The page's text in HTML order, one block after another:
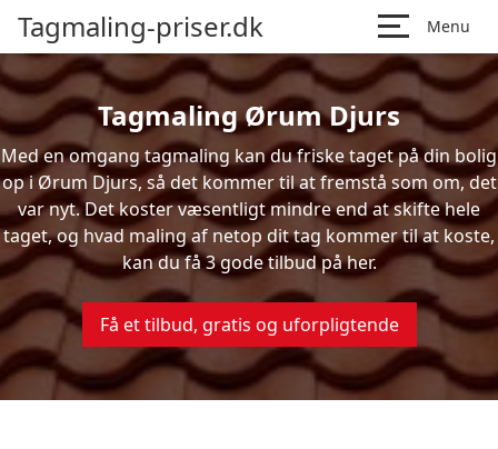
Tagmaling-priser.dk Menu
Tagmaling Ørum Djurs
Med en omgang tagmaling kan du friske taget på din bolig
op i Ørum Djurs, så det kommer til at fremstå som om, det
var nyt. Det koster væsentligt mindre end at skifte hele
taget, og hvad maling af netop dit tag kommer til at koste,
kan du få 3 gode tilbud på her.
Få et tilbud, gratis og uforpligtende